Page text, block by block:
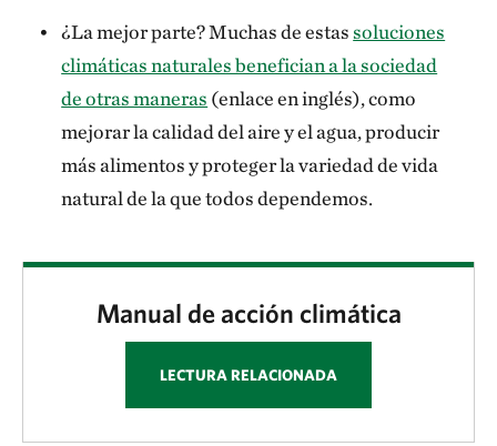
¿La mejor parte? Muchas de estassoluciones
climáticas naturales benefician a la sociedad
de otras maneras (enlace en inglés), como
mejorar la calidad del aire y el agua, producir
más alimentos y proteger la variedad de vida
natural de la que todos dependemos.
Manual de acción climática
LECTURA RELACIONADA